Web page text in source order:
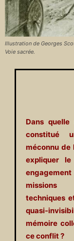
Illustration de Georges
Voie sacrée.
Dans
constitué
méconnu
expliquer
missions
techniques
quasi-
mémoire
ce conflit ?